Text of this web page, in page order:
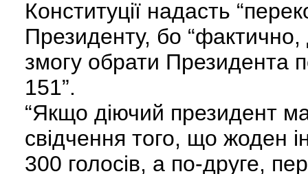
Конституції надасть
Президенту, бо
змогу обрати Президента
151”.
“Якщо діючий президент
свідчення того, що жоден
300 голосів, а по-друге,